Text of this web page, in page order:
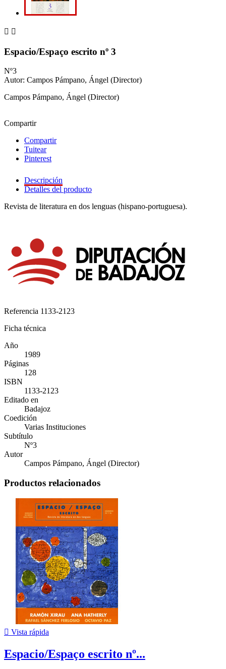
 
Espacio/Espaço escrito nº 3
Nº3
Autor: Campos Pámpano, Ángel (Director)
Campos Pámpano, Ángel (Director)
Compartir
Compartir
Tuitear
Pinterest
Descripción
Detalles del producto
Revista de literatura en dos lenguas (hispano-portuguesa).
Referencia 1133-2123
Ficha técnica
Año
1989
Páginas
128
ISBN
1133-2123
Editado en
Badajoz
Coedición
Varias Instituciones
Subtítulo
Nº3
Autor
Campos Pámpano, Ángel (Director)
Productos relacionados
 Vista rápida
Espacio/Espaço escrito nº...